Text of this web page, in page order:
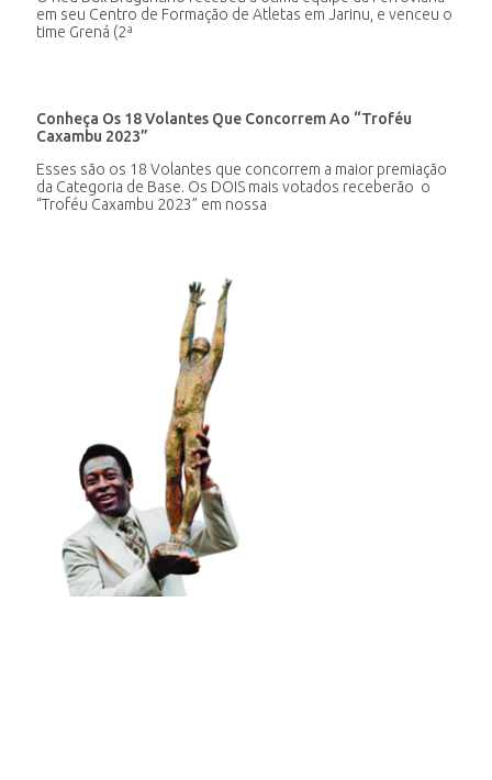
em seu Centro de Formação de Atletas em Jarinu, e venceu o
time Grená (2ª
Conheça Os 18 Volantes Que Concorrem Ao “Troféu
Caxambu 2023”
Esses são os 18 Volantes que concorrem a maior premiação
da Categoria de Base. Os DOIS mais votados receberão o
“Troféu Caxambu 2023” em nossa